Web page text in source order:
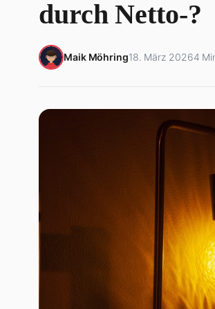
durch Netto-?
Maik Möhring18. März 20264